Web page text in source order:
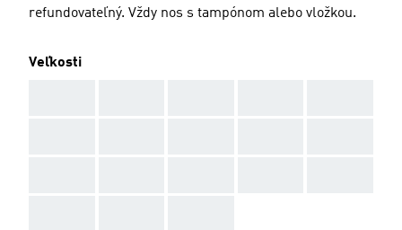
refundovateľný. Vždy nos s tampónom alebo vložkou.
Veľkosti